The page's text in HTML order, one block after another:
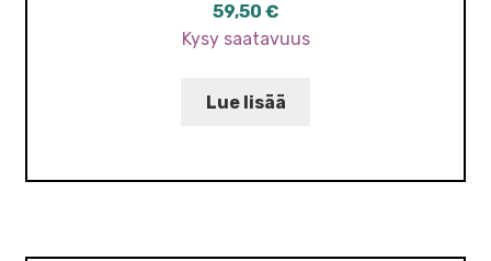
59,50 €
Kysy saatavuus
Lue lisää